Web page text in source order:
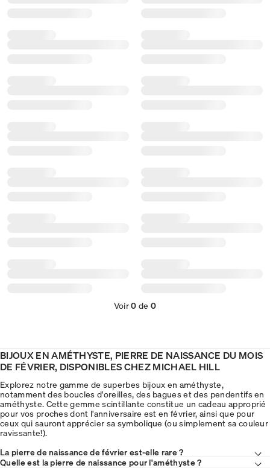
Voir0 de 0
BIJOUX EN AMÉTHYSTE, PIERRE DE NAISSANCE DU MOIS
DE FÉVRIER, DISPONIBLES CHEZ MICHAEL HILL
Explorez notre gamme de superbes bijoux en améthyste,
notamment des boucles d'oreilles, des bagues et des pendentifs en
améthyste. Cette gemme scintillante constitue un cadeau approprié
pour vos proches dont l'anniversaire est en février, ainsi que pour
ceux qui sauront apprécier sa symbolique (ou simplement sa couleur
ravissante!).
La pierre de naissance de février est-elle rare ?
Quelle est la pierre de naissance pour l'améthyste ?